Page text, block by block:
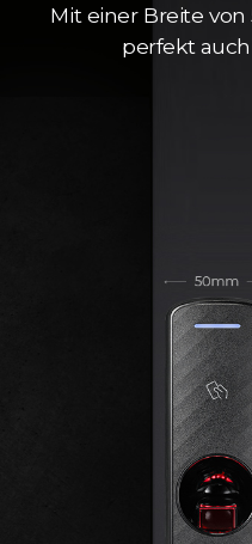
Mit einer Breite
perfekt